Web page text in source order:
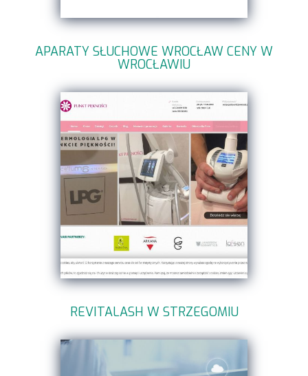
APARATY SŁUCHOWE WROCŁAW CENY W
WROCŁAWIU
REVITALASH W STRZEGOMIU